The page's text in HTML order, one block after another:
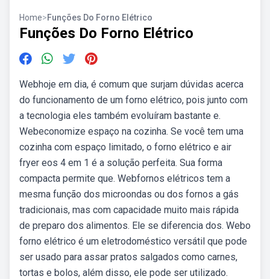
Home>Funções Do Forno Elétrico
Funções Do Forno Elétrico
Webhoje em dia, é comum que surjam dúvidas acerca
do funcionamento de um forno elétrico, pois junto com
a tecnologia eles também evoluíram bastante e.
Webeconomize espaço na cozinha. Se você tem uma
cozinha com espaço limitado, o forno elétrico e air
fryer eos 4 em 1 é a solução perfeita. Sua forma
compacta permite que. Webfornos elétricos tem a
mesma função dos microondas ou dos fornos a gás
tradicionais, mas com capacidade muito mais rápida
de preparo dos alimentos. Ele se diferencia dos. Webo
forno elétrico é um eletrodoméstico versátil que pode
ser usado para assar pratos salgados como carnes,
tortas e bolos, além disso, ele pode ser utilizado.